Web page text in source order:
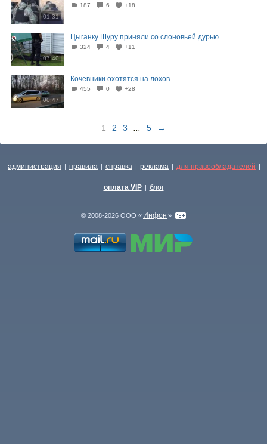
01:31
187 6 +18
07:40
Цыганку Шуру приняли со слоновьей дурью
324 4 +11
00:47
Кочевники охотятся на лохов
455 0 +28
1 2 3 5 →
администрация | правила | справка | реклама | для правообладателей |
оплата VIP | блог
© 2008-2026 ООО « Инфон »